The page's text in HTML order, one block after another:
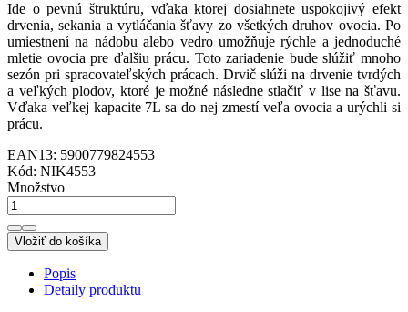
Ide o pevnú štruktúru, vďaka ktorej dosiahnete uspokojivý efekt
drvenia, sekania a vytláčania šťavy zo všetkých druhov ovocia. Po
umiestnení na nádobu alebo vedro umožňuje rýchle a jednoduché
mletie ovocia pre ďalšiu prácu. Toto zariadenie bude slúžiť mnoho
sezón pri spracovateľských prácach. Drvič slúži na drvenie tvrdých
a veľkých plodov, ktoré je možné následne stlačiť v lise na šťavu.
Vďaka veľkej kapacite 7L sa do nej zmestí veľa ovocia a urýchli si
prácu.
EAN13: 5900779824553
Kód: NIK4553
Množstvo
Vložiť do košíka
Popis
Detaily produktu